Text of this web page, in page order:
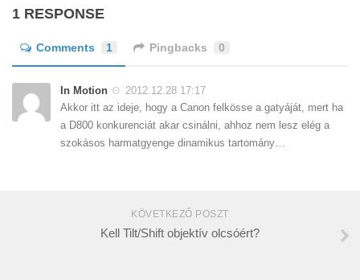
1 RESPONSE
Comments 1 Pingbacks 0
In Motion
2012.12.28 17:17
Akkor itt az ideje, hogy a Canon felkösse a gatyáját, mert ha
a D800 konkurenciát akar csinálni, ahhoz nem lesz elég a
szokásos harmatgyenge dinamikus tartomány…
KÖVETKEZŐ POSZT
Kell Tilt/Shift objektív olcsóért?